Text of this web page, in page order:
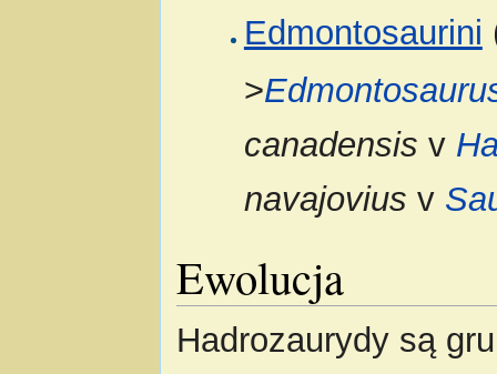
Edmontosaurini
>
canadensis v
navajovius v
Ewolucja
Hadrozaurydy są